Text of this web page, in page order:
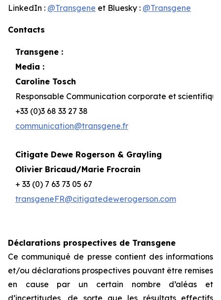
LinkedIn : @Transgene et Bluesky : @Transgene
Contacts
Transgene :
Media :
Caroline Tosch
Responsable Communication corporate et
+33 (0)3 68 33 27 38
communication@transgene.fr
Citigate Dewe Rogerson & Grayling
Olivier Bricaud/Marie Frocrain
+ 33 (0) 7 63 73 05 67
transgeneFR@citigatedewerogerson.com
Déclarations prospectives de Transgene
Ce communiqué de presse contient des informations
et/ou déclarations prospectives pouvant être remises
en cause par un certain nombre d’aléas et